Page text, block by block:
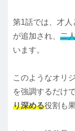
第1話では、才人
が追加され、 二
います。
このようなオリ
を強調するだけで
り深める役割も